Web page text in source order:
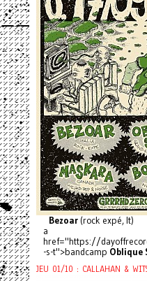
Bezoar(rock expé, It)
a
href="https://
-s-t">bandcamp Oblique
JEU 01/10 : CALLAHAN &